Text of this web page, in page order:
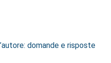
domande e risposte